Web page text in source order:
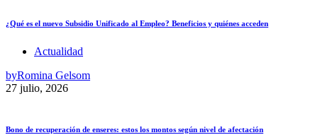
¿Qué es el nuevo Subsidio Unificado al Empleo? Beneficios y quiénes acceden
Actualidad
byRomina Gelsom
27 julio, 2026
Bono de recuperación de enseres: estos los montos según nivel de afectación